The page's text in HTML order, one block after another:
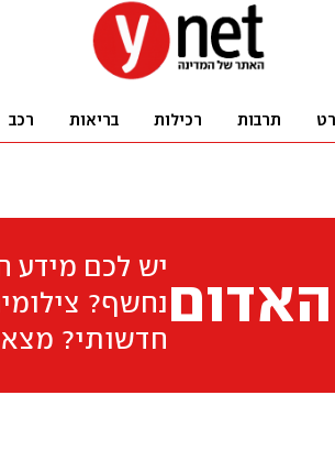
תרבות רכילות בריאות רכב
יש לכם מידע
נחשף?
חדשותי?